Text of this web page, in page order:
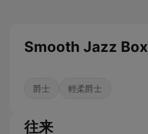
Smooth Jazz Box
爵士 輕柔爵士
往来